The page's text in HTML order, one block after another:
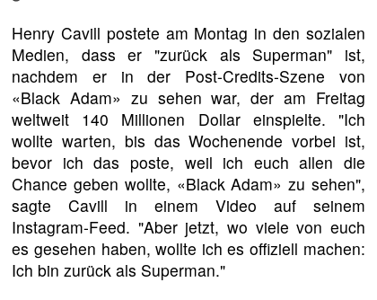
Henry Cavill postete am Montag in den sozialen
Medien, dass er "zurück als Superman" ist,
nachdem er in der Post-Credits-Szene von
«Black Adam» zu sehen war, der am Freitag
weltweit 140 Millionen Dollar einspielte. "Ich
wollte warten, bis das Wochenende vorbei ist,
bevor ich das poste, weil ich euch allen die
Chance geben wollte, «Black Adam» zu sehen",
sagte Cavill in einem Video auf seinem
Instagram-Feed. "Aber jetzt, wo viele von euch
es gesehen haben, wollte ich es offiziell machen:
Ich bin zurück als Superman."